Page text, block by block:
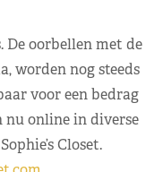
De oorbellen met de
worden nog steeds
voor een bedrag
nu online in diverse
Closet.